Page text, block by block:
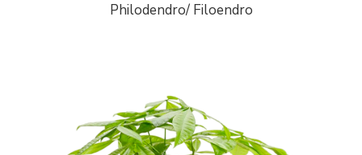
Philodendro/ Filoendro